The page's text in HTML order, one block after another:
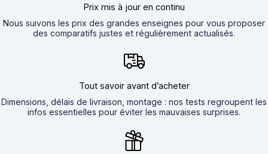
Prix mis à jour en continu
Nous suivons les prix des grandes enseignes pour vous proposer
des comparatifs justes et régulièrement actualisés.
Tout savoir avant d’acheter
Dimensions, délais de livraison, montage : nos tests regroupent les
infos essentielles pour éviter les mauvaises surprises.